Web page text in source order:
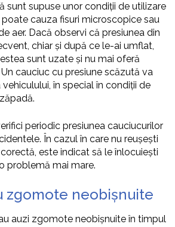
sunt supuse unor condiții de utilizare
cauza fisuri microscopice sau
aer. Dacă observi că presiunea din
chiar și după ce le-ai umflat,
sunt uzate și nu mai oferă
cauciuc cu presiune scăzută va
în special în condiții de
periodic presiunea cauciucurilor
În cazul în care nu reușești
este indicat să le înlocuiești
problemă mai mare.
zgomote neobișnuite
auzi zgomote neobișnuite în timpul